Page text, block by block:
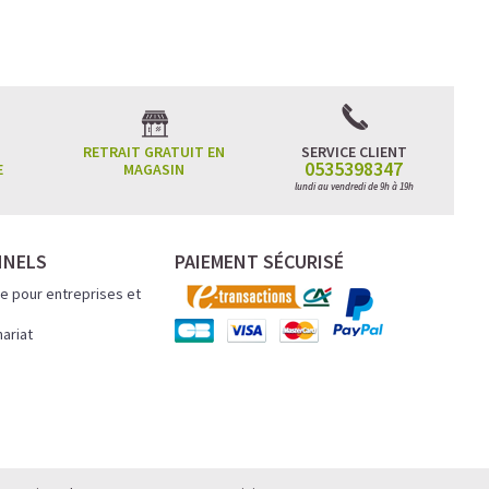
RETRAIT GRATUIT EN
MAGASIN
SERVICE CLIENT
0535398347
lundi au vendredi de 9h à 19h
pour entreprises et
PAIEMENT SÉCURISÉ